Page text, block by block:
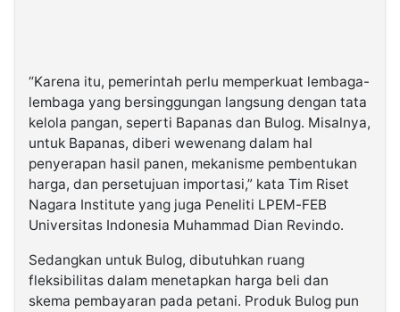
“Karena itu, pemerintah perlu memperkuat lembaga-
lembaga yang bersinggungan langsung dengan tata
kelola pangan, seperti Bapanas dan Bulog. Misalnya,
untuk Bapanas, diberi wewenang dalam hal
penyerapan hasil panen, mekanisme pembentukan
harga, dan persetujuan importasi,” kata Tim Riset
Nagara Institute yang juga Peneliti LPEM-FEB
Universitas Indonesia Muhammad Dian Revindo.
Sedangkan untuk Bulog, dibutuhkan ruang
fleksibilitas dalam menetapkan harga beli dan
skema pembayaran pada petani. Produk Bulog pun